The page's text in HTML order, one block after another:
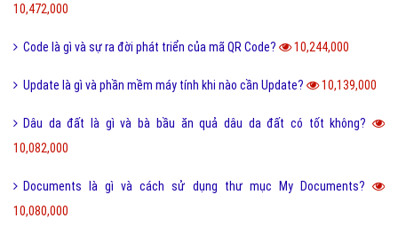
10,472,000
Code là gì và sự ra đời phát triển của mã QR Code? 10,244,000
Update là gì và phần mềm máy tính khi nào cần Update? 10,139,000
Dâu da đất là gì và bà bầu ăn quả dâu da đất có tốt không?
10,082,000
Documents là gì và cách sử dụng thư mục My Documents?
10,080,000